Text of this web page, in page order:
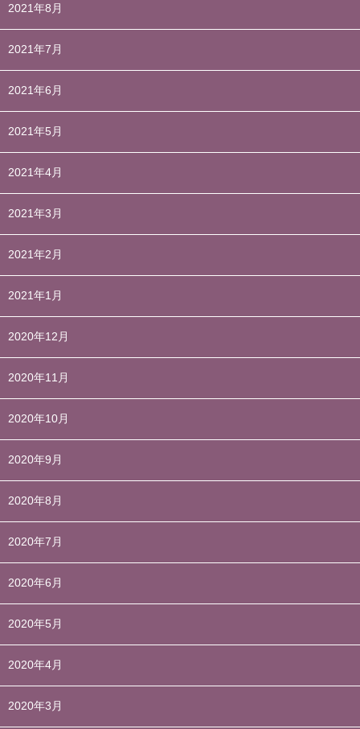
2021年8月
2021年7月
2021年6月
2021年5月
2021年4月
2021年3月
2021年2月
2021年1月
2020年12月
2020年11月
2020年10月
2020年9月
2020年8月
2020年7月
2020年6月
2020年5月
2020年4月
2020年3月